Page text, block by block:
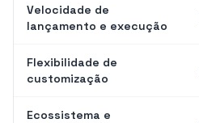
Velocidade de
lançamento e execução
Flexibilidade de
customização
Ecossistema e